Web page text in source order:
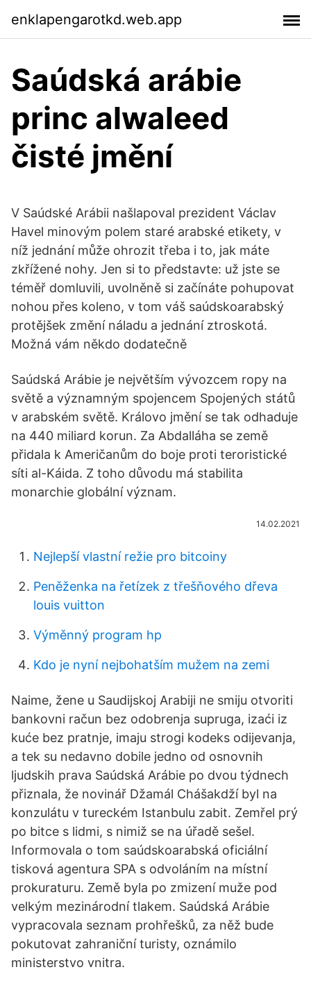
enklapengarotkd.web.app
Saúdská arábie
princ alwaleed
čisté jmění
V Saúdské Arábii našlapoval prezident Václav
Havel minovým polem staré arabské etikety, v
níž jednání může ohrozit třeba i to, jak máte
zkřížené nohy. Jen si to představte: už jste se
téměř domluvili, uvolněně si začínáte pohupovat
nohou přes koleno, v tom váš saúdskoarabský
protějšek změní náladu a jednání ztroskotá.
Možná vám někdo dodatečně
Saúdská Arábie je největším vývozcem ropy na
světě a významným spojencem Spojených států
v arabském světě. Královo jmění se tak odhaduje
na 440 miliard korun. Za Abdalláha se země
přidala k Američanům do boje proti teroristické
síti al-Káida. Z toho důvodu má stabilita
monarchie globální význam.
14.02.2021
Nejlepší vlastní režie pro bitcoiny
Peněženka na řetízek z třešňového dřeva
louis vuitton
Výměnný program hp
Kdo je nyní nejbohatším mužem na zemi
Naime, žene u Saudijskoj Arabiji ne smiju otvoriti
bankovni račun bez odobrenja supruga, izaći iz
kuće bez pratnje, imaju strogi kodeks odijevanja,
a tek su nedavno dobile jedno od osnovnih
ljudskih prava Saúdská Arábie po dvou týdnech
přiznala, že novinář Džamál Chášakdží byl na
konzulátu v tureckém Istanbulu zabit. Zemřel prý
po bitce s lidmi, s nimiž se na úřadě sešel.
Informovala o tom saúdskoarabská oficiální
tisková agentura SPA s odvoláním na místní
prokuraturu. Země byla po zmizení muže pod
velkým mezinárodní tlakem. Saúdská Arábie
vypracovala seznam prohřešků, za něž bude
pokutovat zahraniční turisty, oznámilo
ministerstvo vnitra.